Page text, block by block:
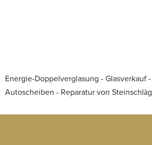
Energie-Doppelverglasung -
Autoscheiben - Reparatur von